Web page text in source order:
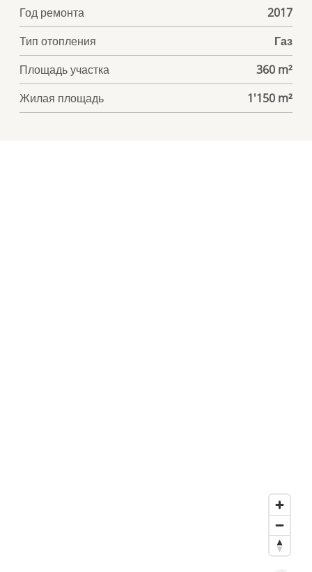
Год ремонта
2017
Тип отопления
Газ
Площадь участка
360 m²
Жилая площадь
1'150 m²